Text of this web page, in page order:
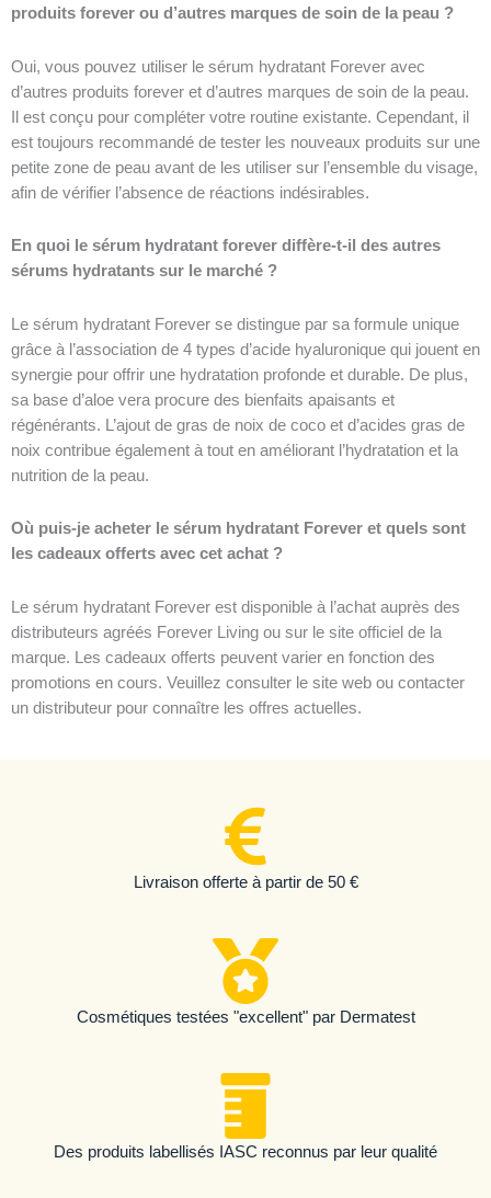
produits forever ou d’autres marques de soin de la peau ?
Oui, vous pouvez utiliser le sérum hydratant Forever avec
d’autres produits forever et d’autres marques de soin de la peau.
Il est conçu pour compléter votre routine existante. Cependant, il
est toujours recommandé de tester les nouveaux produits sur une
petite zone de peau avant de les utiliser sur l’ensemble du visage,
afin de vérifier l’absence de réactions indésirables.
En quoi le sérum hydratant forever diffère-t-il des autres
sérums hydratants sur le marché ?
Le sérum hydratant Forever se distingue par sa formule unique
grâce à l’association de 4 types d’acide hyaluronique qui jouent en
synergie pour offrir une hydratation profonde et durable. De plus,
sa base d’aloe vera procure des bienfaits apaisants et
régénérants. L’ajout de gras de noix de coco et d’acides gras de
noix contribue également à tout en améliorant l’hydratation et la
nutrition de la peau.
Où puis-je acheter le sérum hydratant Forever et quels sont
les cadeaux offerts avec cet achat ?
Le sérum hydratant Forever est disponible à l’achat auprès des
distributeurs agréés Forever Living ou sur le site officiel de la
marque. Les cadeaux offerts peuvent varier en fonction des
promotions en cours. Veuillez consulter le site web ou contacter
un distributeur pour connaître les offres actuelles.
Livraison offerte à partir de 50 €
Cosmétiques testées "excellent" par Dermatest
Des produits labellisés IASC reconnus par leur qualité